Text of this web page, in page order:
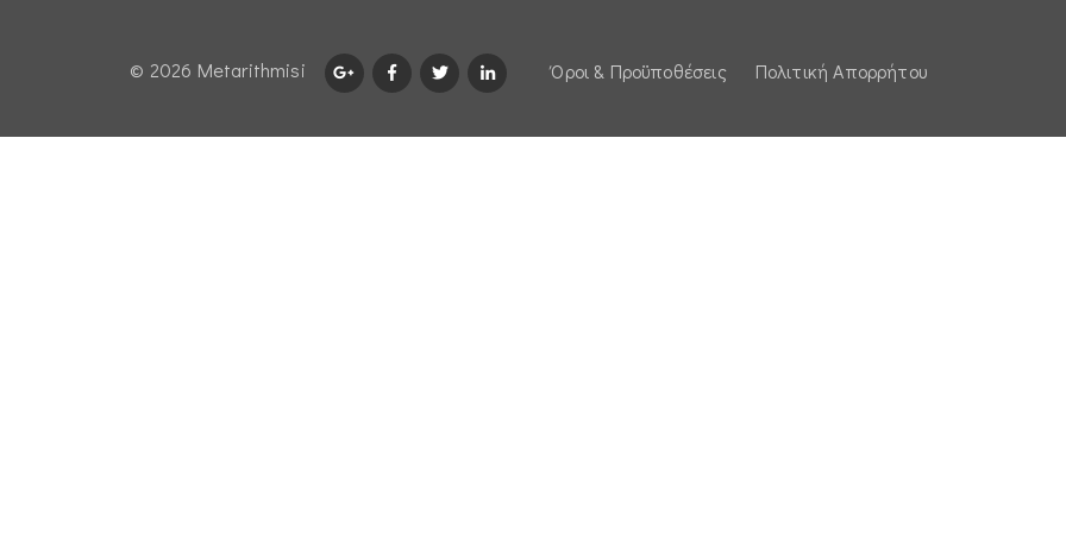
Όροι & Προϋποθέσεις Πολιτική Απορρήτου
© 2026 Μetarithmisi